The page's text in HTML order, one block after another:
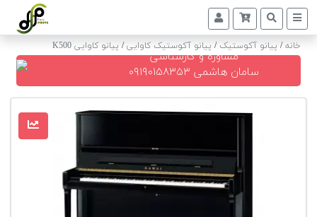
دیجیتال
خانه/ پیانو آکوستیک / پیانو آکوستیک کاوایی/ پیانو کاوایی K500
مشاوره و کارشناسی
سامان هاشمی ۰۹۱۹۰۱۵۸۳۵۳